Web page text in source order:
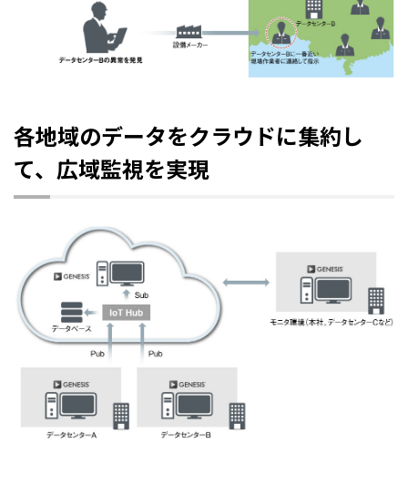
各地域のデータをクラウドに集約し
て、広域監視を実現